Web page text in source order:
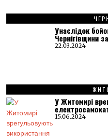
Унаслідок
Чернігівщини
22.03.2024
У Житомирі
15.06.2024